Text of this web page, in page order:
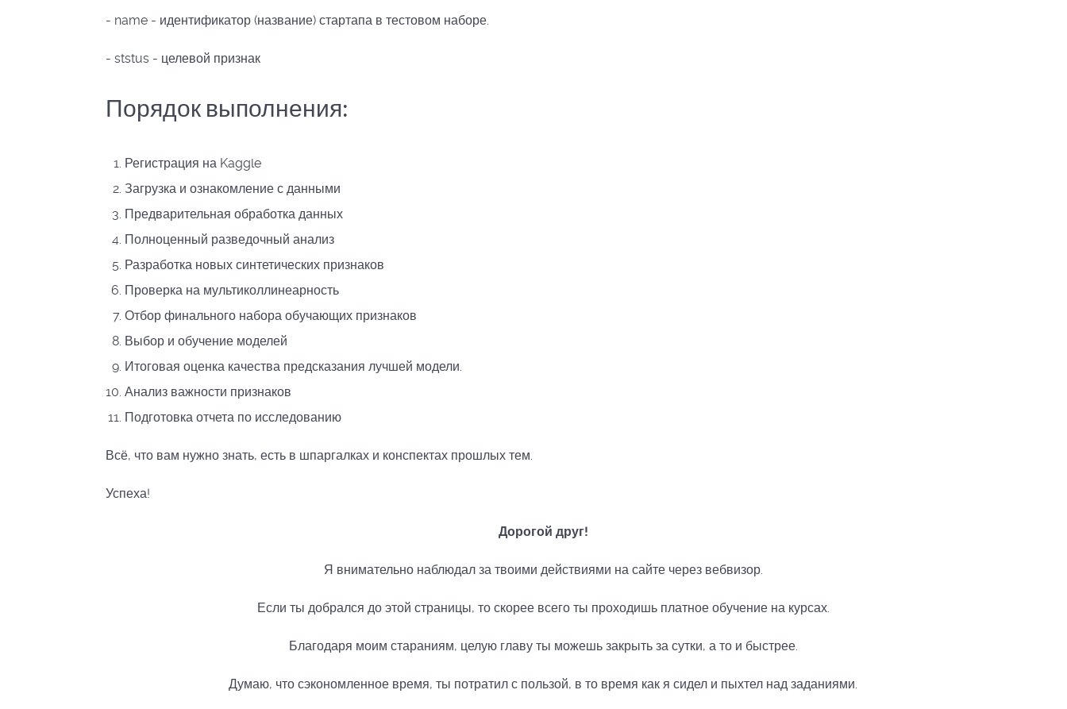
- name - идентификатор (название) стартапа в тестовом наборе.
- ststus - целевой признак
Порядок выполнения:
Регистрация на Kaggle
Загрузка и ознакомление с данными
Предварительная обработка данных
Полноценный разведочный анализ
Разработка новых синтетических признаков
Проверка на мультиколлинеарность
Отбор финального набора обучающих признаков
Выбор и обучение моделей
Итоговая оценка качества предсказания лучшей модели.
Анализ важности признаков
Подготовка отчета по исследованию
Всё, что вам нужно знать, есть в шпаргалках и конспектах прошлых тем.
Успеха!
Дорогой друг!
Я внимательно наблюдал за твоими действиями на сайте через вебвизор.
Если ты добрался до этой страницы, то скорее всего ты проходишь платное обучение на курсах.
Благодаря моим стараниям, целую главу ты можешь закрыть за сутки, а то и быстрее.
Думаю, что сэкономленное время, ты потратил с пользой, в то время как я сидел и пыхтел над заданиями.